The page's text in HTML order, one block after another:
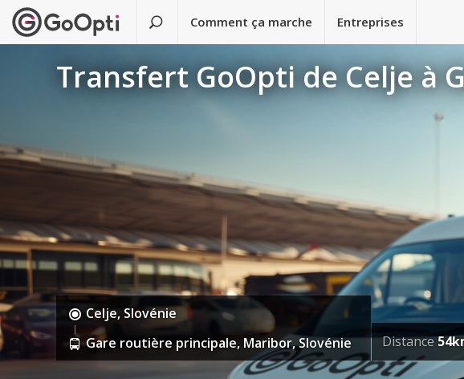
Comment ça marche Entreprises
Transfert GoOpti de Celje à
Celje, Slovénie
Gare routière principale, Maribor, Slovénie
Distance